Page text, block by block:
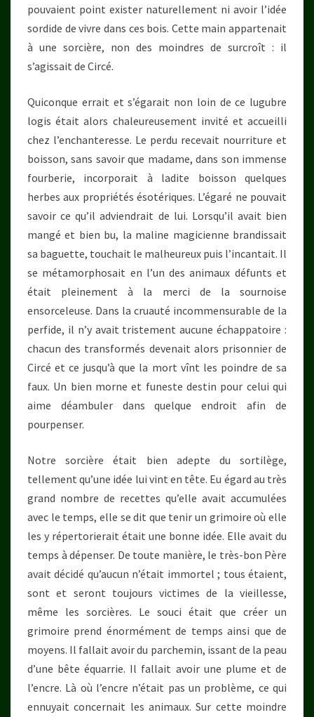
pouvaient point exister naturellement ni avoir l’idée
sordide de vivre dans ces bois. Cette main appartenait
à une sorcière, non des moindres de surcroît : il
s’agissait de Circé.
Quiconque errait et s’égarait non loin de ce lugubre
logis était alors chaleureusement invité et accueilli
chez l’enchanteresse. Le perdu recevait nourriture et
boisson, sans savoir que madame, dans son immense
fourberie, incorporait à ladite boisson quelques
herbes aux propriétés ésotériques. L’égaré ne pouvait
savoir ce qu’il adviendrait de lui. Lorsqu’il avait bien
mangé et bien bu, la maline magicienne brandissait
sa baguette, touchait le malheureux puis l’incantait. Il
se métamorphosait en l’un des animaux défunts et
était pleinement à la merci de la sournoise
ensorceleuse. Dans la cruauté incommensurable de la
perfide, il n’y avait tristement aucune échappatoire :
chacun des transformés devenait alors prisonnier de
Circé et ce jusqu’à que la mort vînt les poindre de sa
faux. Un bien morne et funeste destin pour celui qui
aime déambuler dans quelque endroit afin de
pourpenser.
Notre sorcière était bien adepte du sortilège,
tellement qu’une idée lui vint en tête. Eu égard au très
grand nombre de recettes qu’elle avait accumulées
avec le temps, elle se dit que tenir un grimoire où elle
les y répertorierait était une bonne idée. Elle avait du
temps à dépenser. De toute manière, le très-bon Père
avait décidé qu’aucun n’était immortel ; tous étaient,
sont et seront toujours victimes de la vieillesse,
même les sorcières. Le souci était que créer un
grimoire prend énormément de temps ainsi que de
moyens. Il fallait avoir du parchemin, issant de la peau
d’une bête équarrie. Il fallait avoir une plume et de
l’encre. Là où l’encre n’était pas un problème, ce qui
ennuyait concernait les animaux. Sur cette moindre